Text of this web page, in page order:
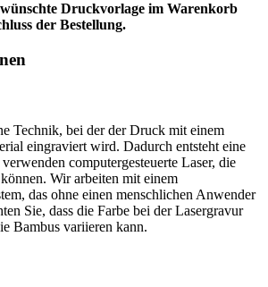
Druckvorlage im Warenkorb
der Bestellung.
Technik, bei der der Druck mit einem
eingraviert wird. Dadurch entsteht eine
computergesteuerte Laser, die
Wir arbeiten mit einem
das ohne einen menschlichen Anwender
Sie, dass die Farbe bei der Lasergravur
Bambus variieren kann.